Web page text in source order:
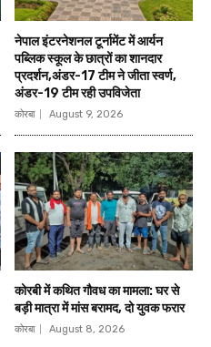
नेपाल इंटरनेशनल टूर्नामेंट में आर्यन
पब्लिक स्कूल के छात्रों का शानदार
प्रदर्शन,अंडर-17 टीम ने जीता स्वर्ण,
अंडर-19 टीम रही उपविजेता
कोरबा August 9, 2026
कोरबी में कथित गौवध का मामला: घर से
बड़ी मात्रा में मांस बरामद, दो युवक फरार
कोरबा August 8, 2026